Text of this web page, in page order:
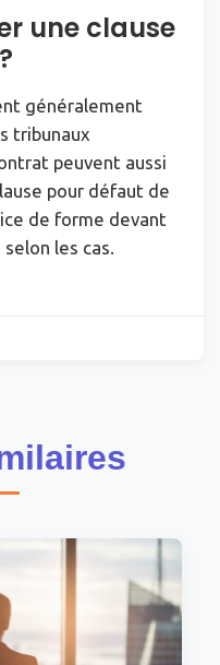
une clause
généralement
tribunaux
peuvent aussi
pour défaut de
de forme devant
les cas.